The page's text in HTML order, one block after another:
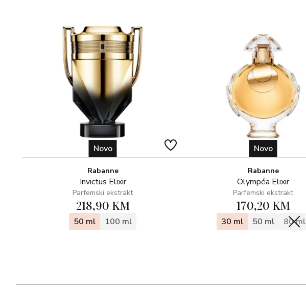
Novo
Rabanne
Invictus Elixir
Parfemski ekstrakt
218,90 KM
50 ml 100 ml
Novo
Rabanne
Olympéa Elixir
Parfemski ekstrakt
170,20 KM
30 ml 50 ml 80 ml